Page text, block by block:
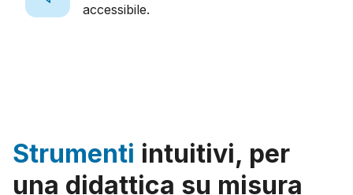
accessibile.
Strumenti intuitivi, per
una didattica su misura